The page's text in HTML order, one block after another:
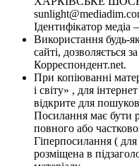
Ідентифікатор медіа
Використання будь-
сайті, дозволяється
Корреспондент.net.
При копіюванні
і світу» , для
відкрите для
Посилання має бути
повного або
Гіперпосилання (
розміщена в